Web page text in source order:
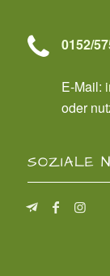
0152/
E-Mail:
oder
SOZIALE